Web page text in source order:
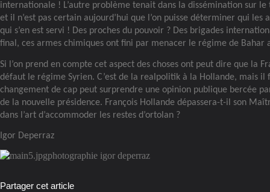
internationale ! L’autre problème tenait dans la dissémination sur
et il n’est pas certain aujourd’hui que l’on puisse déterminer qui les
qui s’en est servi ! Des proches du pouvoir ? Des brigades
final, ces armes chimiques ont fini par menacer le régime de Bahar
Si l’on prend en compte cet aspect des choses ont peut dire que la
défaut le régime Syrien. C’est de la realpolitik à la Hollande, mais il
changement de cap peut surprendre une opinion publique bercée
de la nouvelle présidence. François Hollande dépassera-t-il son
dans l’art d’accommoder les restes d’ortolan ?
Igor Deperraz
photographie igor deperraz
Partager cet article